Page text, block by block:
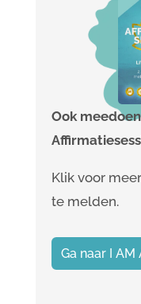
Ook
Klik voor
te melden.
Ga naar I